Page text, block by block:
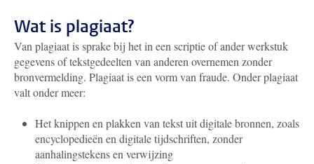
Wat is plagiaat?
Van plagiaat is sprake bij het in een scriptie of ander werkstuk
gegevens of tekstgedeelten van anderen overnemen zonder
bronvermelding. Plagiaat is een vorm van fraude. Onder plagiaat
valt onder meer:
Het knippen en plakken van tekst uit digitale bronnen, zoals
encyclopedieën en digitale tijdschriften, zonder
aanhalingstekens en verwijzing